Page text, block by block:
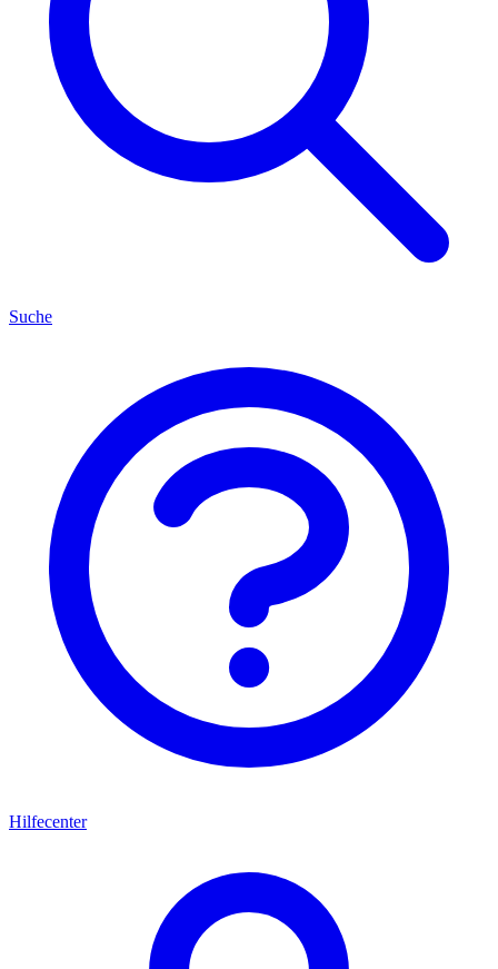
Suche
Hilfecenter